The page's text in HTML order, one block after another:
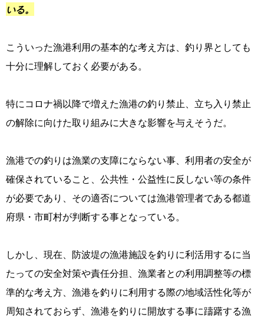
いる。
こういった漁港利用の基本的な考え方は、釣り界としても
十分に理解しておく必要がある。
特にコロナ禍以降で増えた漁港の釣り禁止、立ち入り禁止
の解除に向けた取り組みに大きな影響を与えそうだ。
漁港での釣りは漁業の支障にならない事、利用者の安全が
確保されていること、公共性・公益性に反しない等の条件
が必要であり、その適否については漁港管理者である都道
府県・市町村が判断する事となっている。
しかし、現在、防波堤の漁港施設を釣りに利活用するに当
たっての安全対策や責任分担、漁業者との利用調整等の標
準的な考え方、漁港を釣りに利用する際の地域活性化等が
周知されておらず、漁港を釣りに開放する事に躊躇する漁